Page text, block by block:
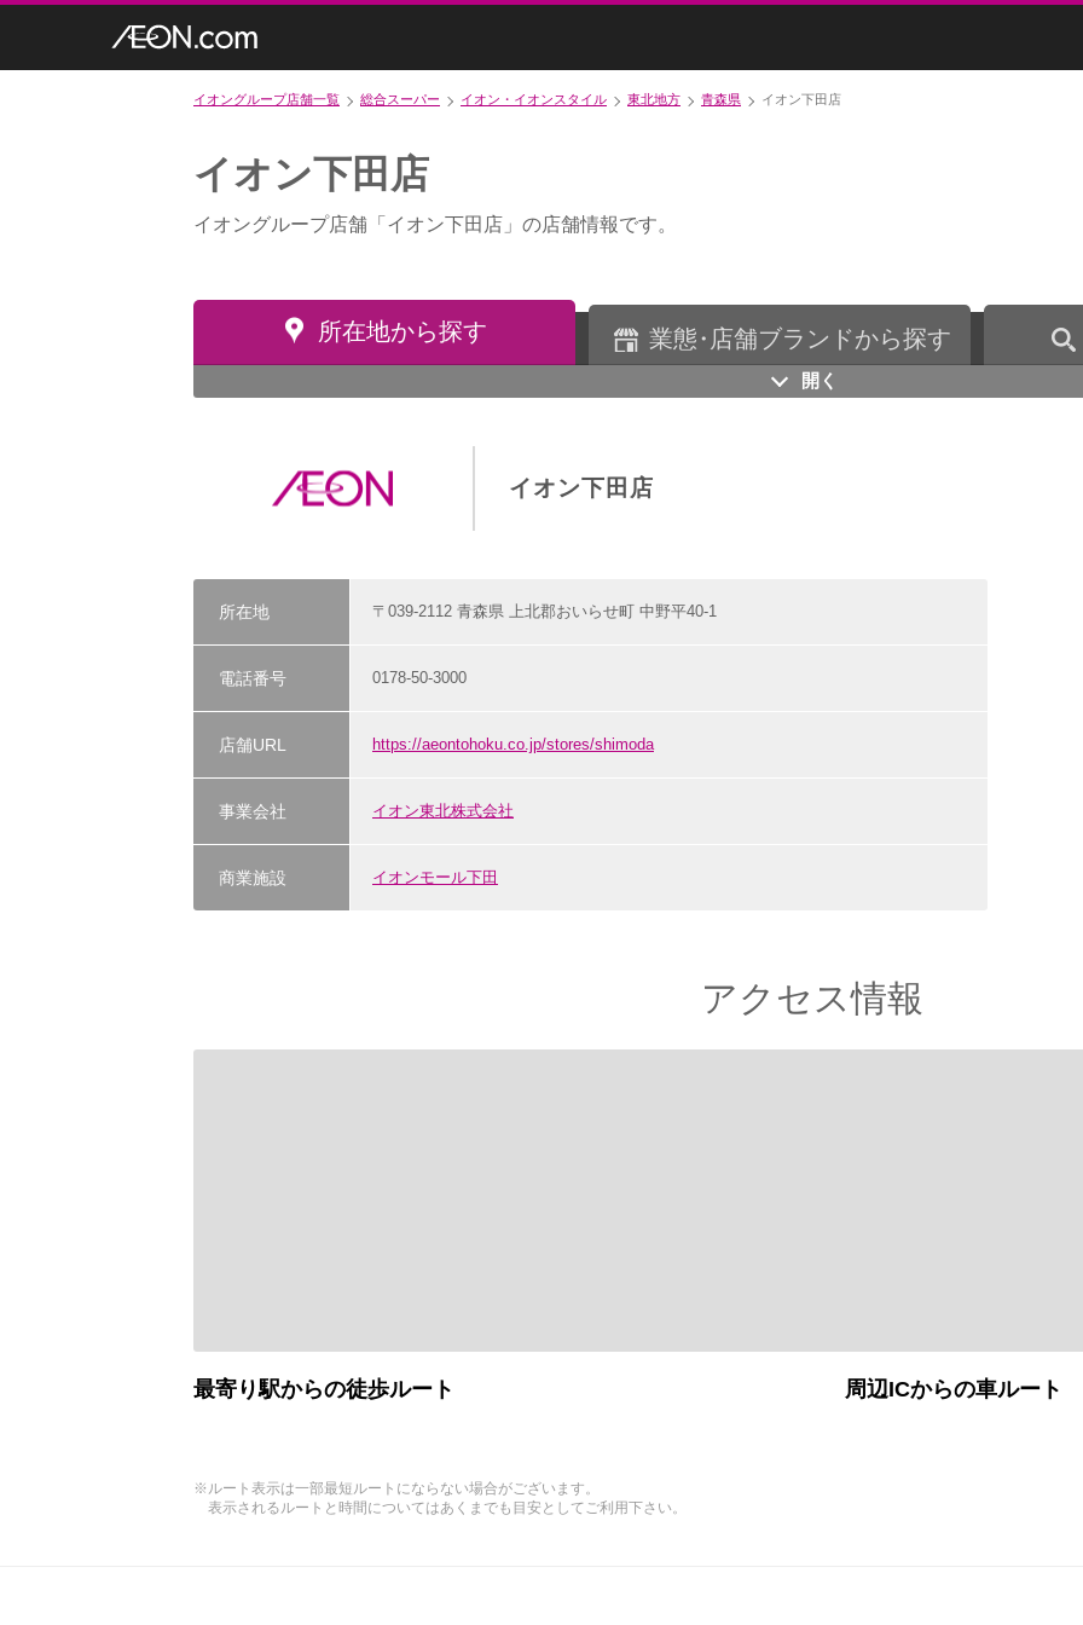
イオングループ店舗一覧 総合スーパー イオン・イオンスタイル 東北地方 青森県 イオン下田店
イオン下田店
イオングループ店舗「イオン下田店」の店舗情報です。
所在地から探す 業態・ 店舗ブランドから探す
開く
イオン下田店
所在地 〒039-2112 青森県 上北郡おいらせ町 中野平40-1
電話番号 0178-50-3000
店舗URL https://aeontohoku.co.jp/stores/shimoda
事業会社 イオン東北株式会社
商業施設 イオンモール下田
アクセス情報
最寄り駅からの徒歩ルート 周辺ICからの車ルート
※ルート表示は一部最短ルートにならない場合がございます。
表示されるルートと時間についてはあくまでも目安としてご利用下さい。